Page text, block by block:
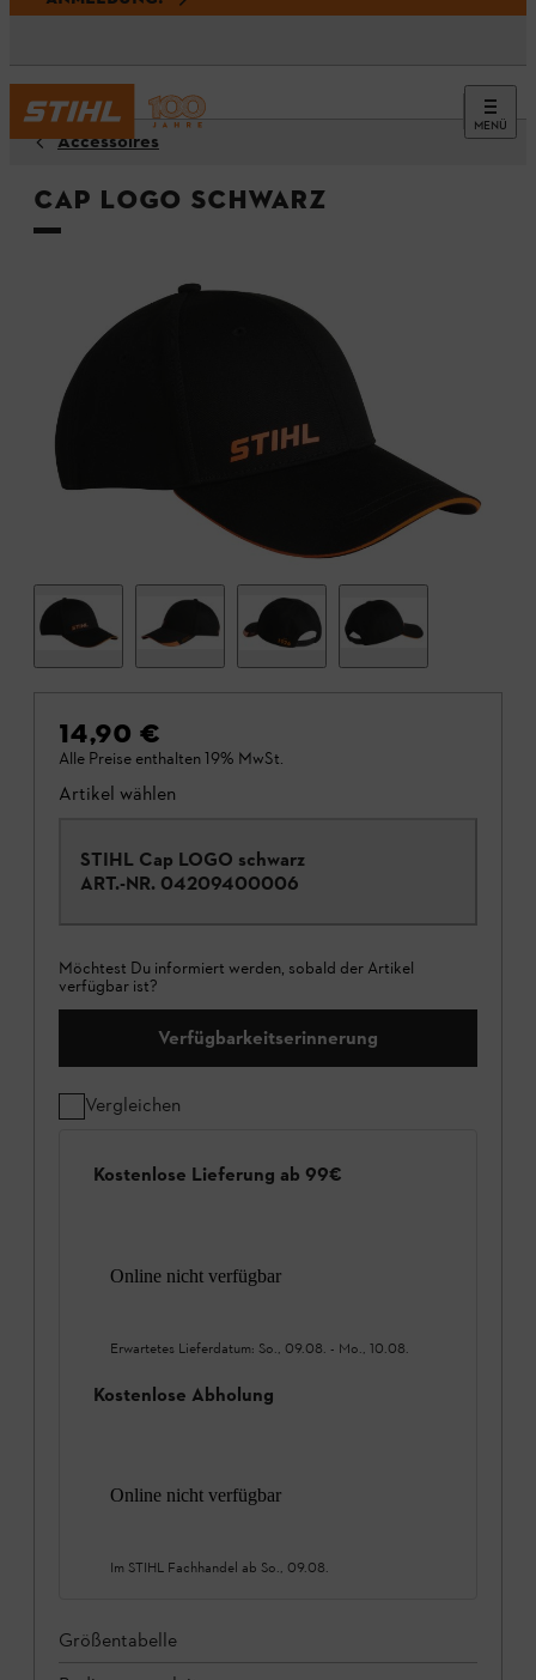
MENÜ
Accessoires
Cap LOGO schwarz
14,90 €
Alle Preise enthalten 19% MwSt.
Artikel wählen
STIHL Cap LOGO schwarz
ART.-NR. 04209400006
Möchtest Du informiert werden, sobald der Artikel
verfügbar ist?
Verfügbarkeitserinnerung
Vergleichen
Kostenlose Lieferung ab 99€
Online nicht verfügbar
Erwartetes Lieferdatum: So., 09.08. - Mo., 10.08.
Kostenlose Abholung
Online nicht verfügbar
Im STIHL Fachhandel ab So., 09.08.
Größentabelle